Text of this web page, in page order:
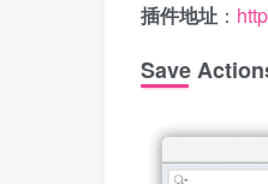
插件地址 ：
Save